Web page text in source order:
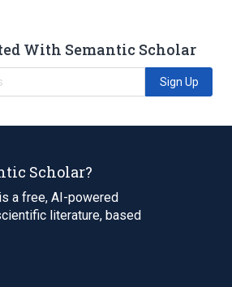
With Semantic Scholar
Sign Up
Scholar?
a free, AI-powered
literature, based